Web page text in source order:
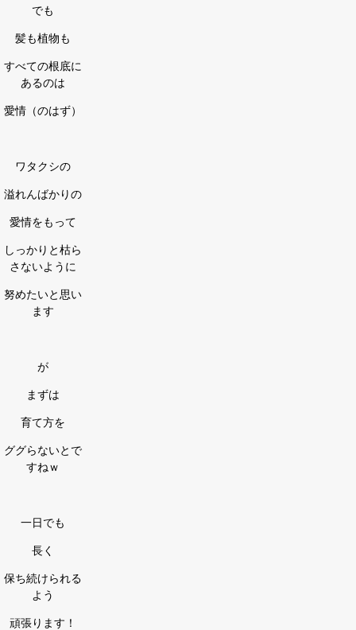
でも
髪も植物も
すべての根底に
あるのは
愛情（のはず）
ワタクシの
溢れんばかりの
愛情をもって
しっかりと枯ら
さないように
努めたいと思い
ます
が
まずは
育て方を
ググらないとで
すねｗ
一日でも
長く
保ち続けられる
よう
頑張ります！